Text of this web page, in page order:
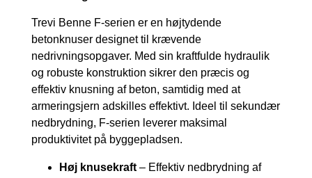
Trevi Benne F-serien er en højtydende
betonknuser designet til krævende
nedrivningsopgaver. Med sin kraftfulde hydraulik
og robuste konstruktion sikrer den præcis og
effektiv knusning af beton, samtidig med at
armeringsjern adskilles effektivt. Ideel til sekundær
nedbrydning, F-serien leverer maksimal
produktivitet på byggepladsen.
Høj knusekraft – Effektiv nedbrydning af